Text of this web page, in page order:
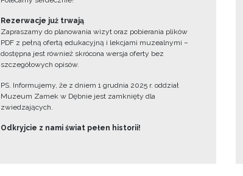
Rezerwacje już trwają
Zapraszamy do planowania wizyt oraz pobierania plików
PDF z pełną ofertą edukacyjną i lekcjami muzealnymi –
dostępna jest również skrócona wersja oferty bez
szczegółowych opisów.
PS. Informujemy, że z dniem 1 grudnia 2025 r. oddział
Muzeum Zamek w Dębnie jest zamknięty dla
zwiedzających.
Odkryjcie z nami świat pełen historii!